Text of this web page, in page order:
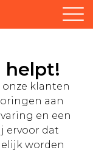
helpt!
onze klanten
aan
en een
ervoor dat
worden